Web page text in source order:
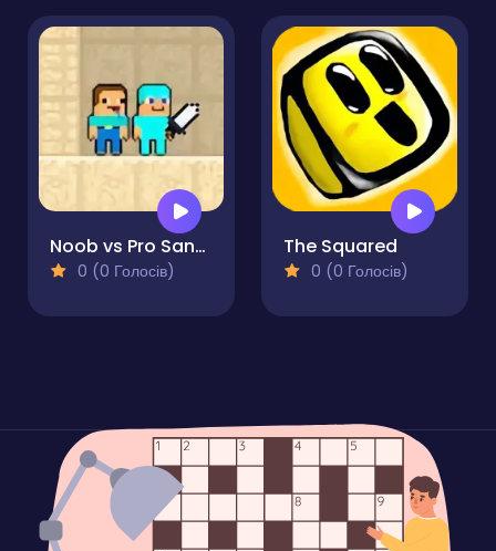
Noob vs Pro Sand island
0 (0 Голосів)
The Squared
0 (0 Голосів)